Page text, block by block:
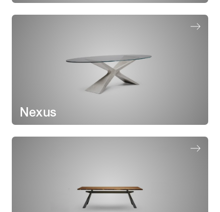
Nexus